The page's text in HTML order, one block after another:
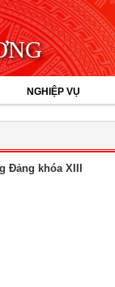
NGHIỆP VỤ
Đảng khóa XIII